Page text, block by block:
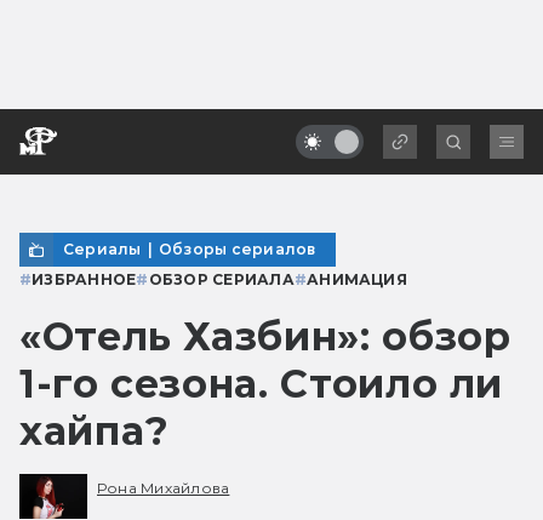
Сериалы | Обзоры сериалов
#ИЗБРАННОЕ# ОБЗОР СЕРИАЛА#АНИМАЦИЯ
«Отель Хазбин»: обзор
1-го сезона. Стоило ли
хайпа?
Рона Михайлова